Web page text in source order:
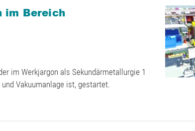
im Bereich
im Werkjargon als Sekundärmetallurgie 1
Vakuumanlage ist, gestartet.